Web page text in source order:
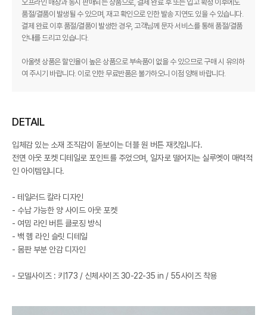
오프라인 매장과 동시 판매되는 상품으로, 결제 완료 후 또는 입고 확정 이후에도
품절/결품이 발생될 수 있으며, 재고 확인으로 인한 발송 지연도 있을 수 있습니다.
결제 완료 이후 품절/결품이 발생한 경우, 고객님께 문자 서비스를 통해 품절/결품
안내를 드리고 있습니다.
아울렛 상품은 할인율이 높은 상품으로 부속품이 없을 수 있으므로 구매 시 유의하
여 주시기 바랍니다. 이로 인한 무료반품은 불가하오니 이점 양해 바랍니다.
DETAIL
입체감 있는 소재 조직감이 돋보이는 더블 원 버튼 재킷입니다.
전면 아웃 포켓 디테일로 포인트를 주었으며, 일자로 떨어지는 실루엣이 매력적
인 아이템입니다.
- 테일러드 칼라 디자인
- 수납 가능한 양 사이드 아웃 포켓
- 여밈 라인 버튼 클로징 방식
- 백 헴 라인 슬릿 디테일
- 몸판 부분 안감 디자인
- 모델사이즈 : 키173 / 신체사이즈 30-22-35 in / 55사이즈 착용